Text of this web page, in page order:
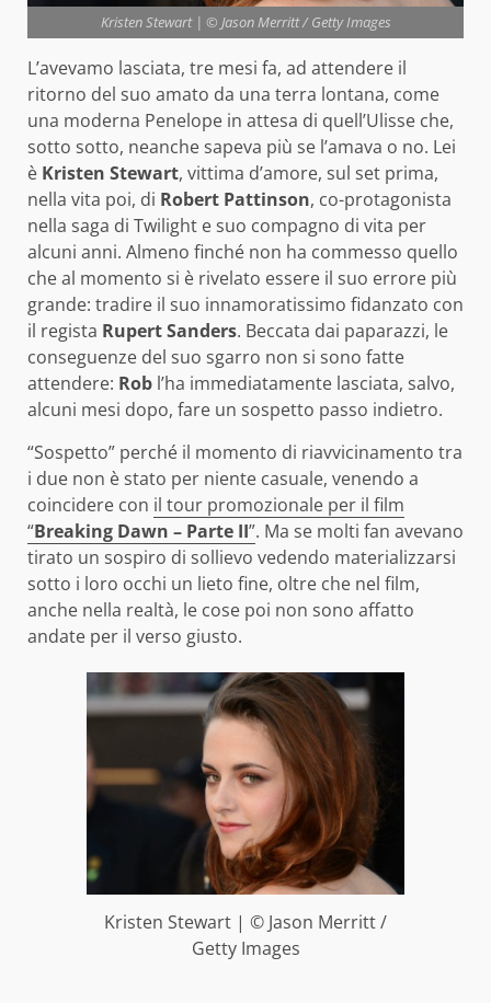
Kristen Stewart | © Jason Merritt / Getty Images
L’avevamo lasciata, tre mesi fa, ad attendere il
ritorno del suo amato da una terra lontana, come
una moderna Penelope in attesa di quell’Ulisse che,
sotto sotto, neanche sapeva più se l’amava o no. Lei
è Kristen Stewart, vittima d’amore, sul set prima,
nella vita poi, di Robert Pattinson, co-protagonista
nella saga di Twilight e suo compagno di vita per
alcuni anni. Almeno finché non ha commesso quello
che al momento si è rivelato essere il suo errore più
grande: tradire il suo innamoratissimo fidanzato con
il regista Rupert Sanders. Beccata dai paparazzi, le
conseguenze del suo sgarro non si sono fatte
attendere: Rob l’ha immediatamente lasciata, salvo,
alcuni mesi dopo, fare un sospetto passo indietro.
“Sospetto” perché il momento di riavvicinamento tra
i due non è stato per niente casuale, venendo a
coincidere con il tour promozionale per il film
“Breaking Dawn – Parte II”. Ma se molti fan avevano
tirato un sospiro di sollievo vedendo materializzarsi
sotto i loro occhi un lieto fine, oltre che nel film,
anche nella realtà, le cose poi non sono affatto
andate per il verso giusto.
Kristen Stewart | © Jason Merritt /
Getty Images